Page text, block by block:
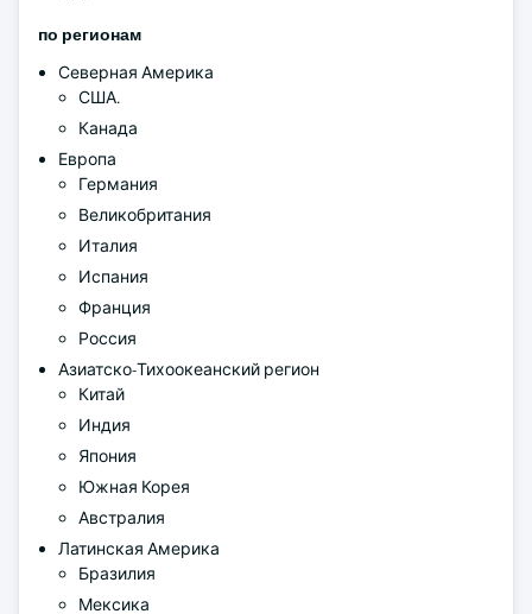
по регионам
Северная Америка
США.
Канада
Европа
Германия
Великобритания
Италия
Испания
Франция
Россия
Азиатско-Тихоокеанский регион
Китай
Индия
Япония
Южная Корея
Австралия
Латинская Америка
Бразилия
Мексика